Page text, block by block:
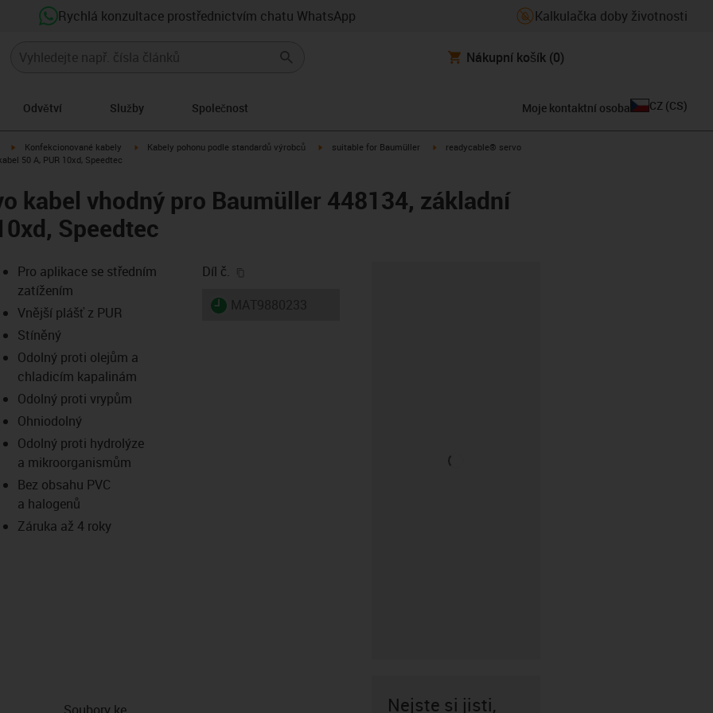
Rychlá konzultace prostřednictvím chatu WhatsApp Kalkulačka doby životnosti
Nákupní košík (0)
Odvětví Služby Společnost Moje kontaktní osoba CZ (CS)
igus-icon-arrow-right
Konfekcionované kabely igus-icon-arrow-right
Kabely pohonu podle standardů výrobců igus-icon-arrow-right
suitable for Baumüller igus-icon-arrow-right
readycable® servo
50 A, PUR 10xd, Speedtec
kabel vhodný pro Baumüller 448134, základní
Speedtec
icon-lupe
icon-lupe
Pro aplikace se středním
zatížením
Vnější plášť z PUR
Stíněný
Odolný proti olejům a
chladicím kapalinám
Odolný proti vrypům
Ohniodolný
Odolný proti hydrolýze
a mikroorganismům
Bez obsahu PVC
a halogenů
Záruka až 4 roky
Díl č.
igus-icon-lieferzeit
Soubory ke
Nejste si jisti,